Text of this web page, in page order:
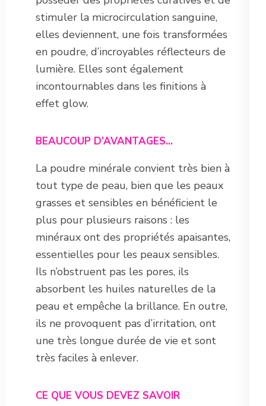
stimuler la microcirculation sanguine,
elles deviennent, une fois transformées
en poudre, d’incroyables réflecteurs de
lumière. Elles sont également
incontournables dans les finitions à
effet glow.
BEAUCOUP D’AVANTAGES…
La poudre minérale convient très bien à
tout type de peau, bien que les peaux
grasses et sensibles en bénéficient le
plus pour plusieurs raisons : les
minéraux ont des propriétés apaisantes,
essentielles pour les peaux sensibles.
Ils n’obstruent pas les pores, ils
absorbent les huiles naturelles de la
peau et empêche la brillance. En outre,
ils ne provoquent pas d’irritation, ont
une très longue durée de vie et sont
très faciles à enlever.
CE QUE VOUS DEVEZ SAVOIR